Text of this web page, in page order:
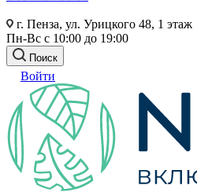
г. Пенза, ул. Урицкого 48, 1 этаж
Пн-Вс с 10:00 до 19:00
Поиск
Войти